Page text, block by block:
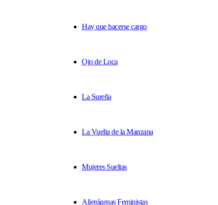
Hay que hacerse cargo
Ojo de Loca
La Sureña
La Vuelta de la Manzana
Mujeres Sueltas
Alienígenas Feministas